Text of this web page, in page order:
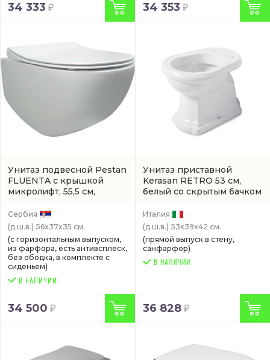
34 333 34 353
Унитаз подвесной Pestan
FLUENTA с крышкой
микролифт, 55,5 см,
(арт. 40006661)
Сербия
(д.ш.в.) 56x37x35 см.
(с горизонтальным выпуском,
из фарфора, есть антивсплеск,
без ободка, в комплекте с
сиденьем)
34 500
Унитаз приставной
Kerasan RETRO 53 см,
белый со скрытым бачком
Италия
(д.ш.в.) 53x39x42 см.
(прямой выпуск в стену,
санфарфор)
В НАЛИЧИИ
36 828